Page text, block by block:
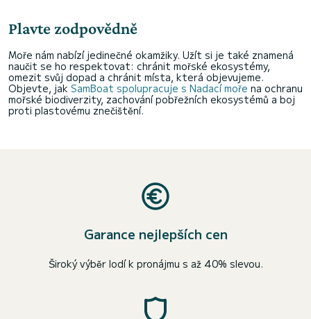
Plavte zodpovědně
Moře nám nabízí jedinečné okamžiky. Užít si je také znamená
naučit se ho respektovat: chránit mořské ekosystémy,
omezit svůj dopad a chránit místa, která objevujeme.
Objevte, jak SamBoat spolupracuje s Nadací moře na ochranu
mořské biodiverzity, zachování pobřežních ekosystémů a boj
proti plastovému znečištění.
Garance nejlepších cen
Široký výběr lodí k pronájmu s až 40% slevou.